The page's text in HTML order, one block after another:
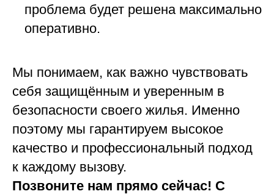
проблема будет решена максимально
оперативно.
Мы понимаем, как важно чувствовать
себя защищённым и уверенным в
безопасности своего жилья. Именно
поэтому мы гарантируем высокое
качество и профессиональный подход
к каждому вызову.
Позвоните нам прямо сейчас! С